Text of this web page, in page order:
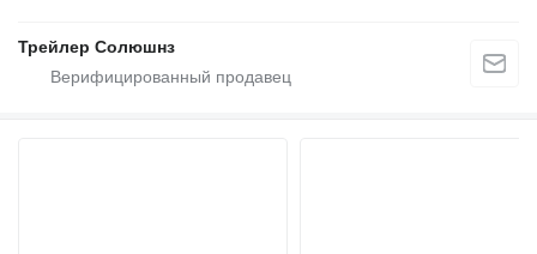
Трейлер Солюшнз